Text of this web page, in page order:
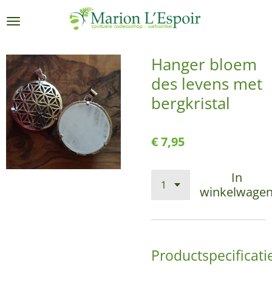
direct
de
hoofdinhoud
Hanger bloem
des levens met
bergkristal
€ 7,95
In